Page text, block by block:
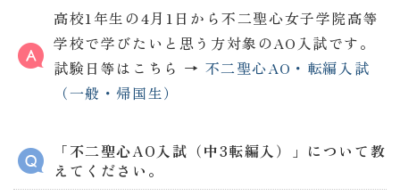
高校1年生の4月1日から不二聖心女子学院高等
学校で学びたいと思う方対象のAO入試です。
試験日等はこちら → 不二聖心AO・転編入試
（一般・帰国生）
「不二聖心AO入試（中3転編入）」について教
えてください。